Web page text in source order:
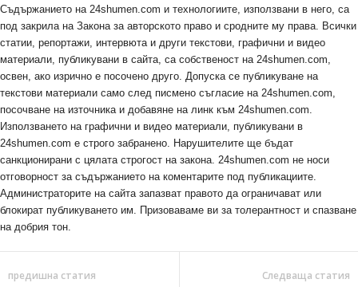
Съдържанието на 24shumen.com и технологиите, използвани в него, са
под закрила на Закона за авторското право и сродните му права. Всички
статии, репортажи, интервюта и други текстови, графични и видео
материали, публикувани в сайта, са собственост на 24shumen.com,
освен, ако изрично е посочено друго. Допуска се публикуване на
текстови материали само след писмено съгласие на 24shumen.com,
посочване на източника и добавяне на линк към 24shumen.com.
Използването на графични и видео материали, публикувани в
24shumen.com е строго забранено. Нарушителите ще бъдат
санкционирани с цялата строгост на закона. 24shumen.com не носи
отговорност за съдържанието на коментарите под публикациите.
Администраторите на сайта запазват правото да ограничават или
блокират публикуването им. Призоваваме ви за толерантност и спазване
на добрия тон.
предишна статия Следваща статия